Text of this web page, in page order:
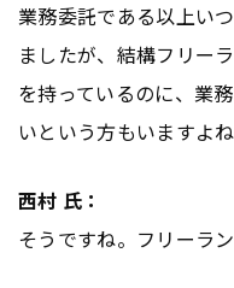
業務委託である以上い
ましたが、結構フリー
を持っているのに、業
いという方もいますよね
西村 氏：
そうですね。フリーラ